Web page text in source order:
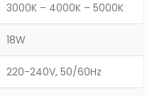
3000K – 4000K – 5000K
18W
220-240V, 50/60Hz